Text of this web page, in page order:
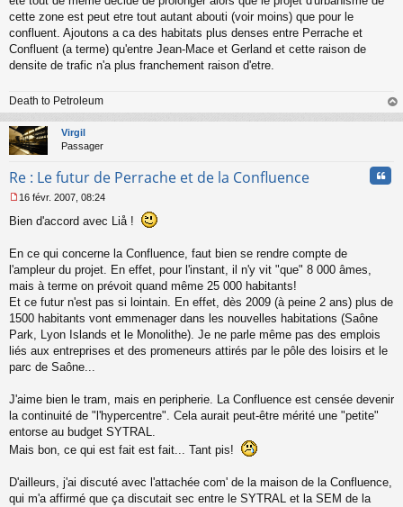
cette zone est peut etre tout autant abouti (voir moins) que pour le
confluent. Ajoutons a ca des habitats plus denses entre Perrache et
Confluent (a terme) qu'entre Jean-Mace et Gerland et cette raison de
densite de trafic n'a plus franchement raison d'etre.
Death to Petroleum
au
Virgil
Passager
Re : Le futur de Perrache et de la Confluence
e
a
g
e
n
o
l
u
16 févr. 2007, 08:24
Bien d'accord avec Liå !
En ce qui concerne la Confluence, faut bien se rendre compte de
l'ampleur du projet. En effet, pour l'instant, il n'y vit "que" 8 000 âmes,
mais à terme on prévoit quand même 25 000 habitants!
Et ce futur n'est pas si lointain. En effet, dès 2009 (à peine 2 ans) plus de
1500 habitants vont emmenager dans les nouvelles habitations (Saône
Park, Lyon Islands et le Monolithe). Je ne parle même pas des emplois
liés aux entreprises et des promeneurs attirés par le pôle des loisirs et le
parc de Saône...
J'aime bien le tram, mais en peripherie. La Confluence est censée devenir
la continuité de "l'hypercentre". Cela aurait peut-être mérité une "petite"
entorse au budget SYTRAL.
Mais bon, ce qui est fait est fait... Tant pis!
D'ailleurs, j'ai discuté avec l'attachée com' de la maison de la Confluence,
qui m'a affirmé que ça discutait sec entre le SYTRAL et la SEM de la